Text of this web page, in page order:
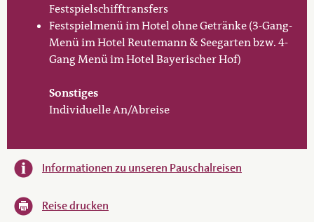
Festspielschifftransfers
Festspielmenü im Hotel ohne Getränke (3-Gang-
Menü im Hotel Reutemann & Seegarten bzw. 4-
Gang Menü im Hotel Bayerischer Hof)
Sonstiges
Individuelle An/Abreise
Informationen zu unseren Pauschalreisen
Reise drucken